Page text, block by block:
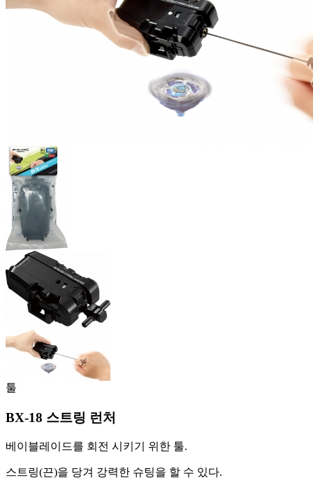
툴
BX-18 스트링 런처
베이블레이드를 회전 시키기 위한 툴.
스트링(끈)을 당겨 강력한 슈팅을 할 수 있다.